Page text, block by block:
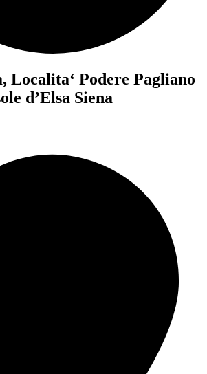
Localita‘ Podere Pagliano
d’Elsa Siena